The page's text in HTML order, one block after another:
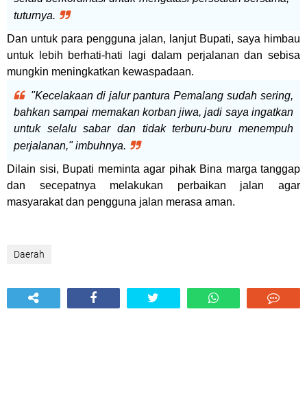
tuturnya.
Dan untuk para pengguna jalan, lanjut Bupati, saya himbau
untuk lebih berhati-hati lagi dalam perjalanan dan sebisa
mungkin meningkatkan kewaspadaan.
"Kecelakaan di jalur pantura Pemalang sudah sering,
bahkan sampai memakan korban jiwa, jadi saya ingatkan
untuk selalu sabar dan tidak terburu-buru menempuh
perjalanan," imbuhnya.
Dilain sisi, Bupati meminta agar pihak Bina marga tanggap
dan secepatnya melakukan perbaikan jalan agar
masyarakat dan pengguna jalan merasa aman.
Daerah